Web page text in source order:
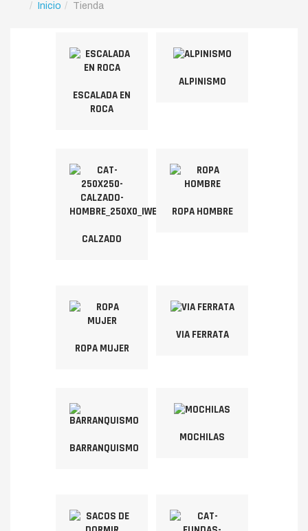
Inicio Tienda
ESCALADA EN
ROCA
ALPINISMO
CALZADO
ROPA HOMBRE
ROPA MUJER
VIA FERRATA
BARRANQUISMO
MOCHILAS